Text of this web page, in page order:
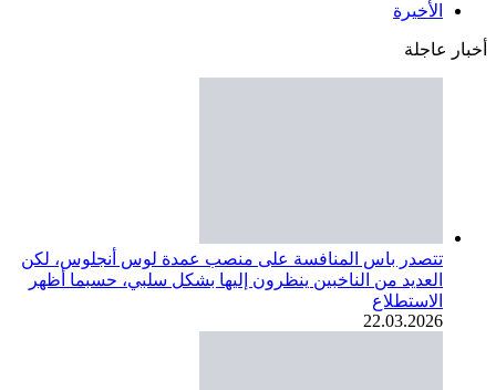
الأخيرة
أخبار عاجلة
تتصدر باس المنافسة على منصب عمدة لوس أنجلوس، لكن
العديد من الناخبين ينظرون إليها بشكل سلبي، حسبما أظهر
الاستطلاع
22.03.2026